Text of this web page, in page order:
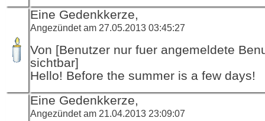
Eine Gedenkkerze,
Angezündet am 27.05.2013 03:45:27
Von [Benutzer nur fuer angemeldete
sichtbar]
Hello! Before the summer is a few days!
Eine Gedenkkerze,
Angezündet am 21.04.2013 23:09:07